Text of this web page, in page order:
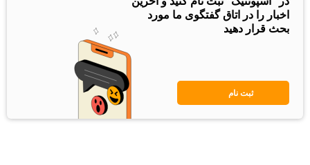
اخبار را در اتاق گفتگوی ما مورد
بحث قرار دهید
ثبت نام